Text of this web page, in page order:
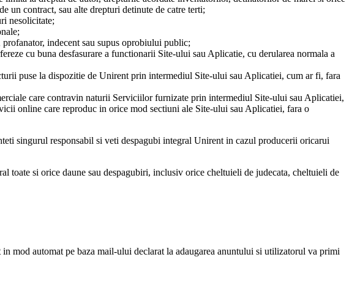
un contract, sau alte drepturi detinute de catre terti;
nesolicitate;
indecent sau supus oprobiului public;
cu buna desfasurare a functionarii Site-ului sau Aplicatie, cu derularea normala a
puse la dispozitie de Unirent prin intermediul Site-ului sau Aplicatiei, cum ar fi, fara
care contravin naturii Serviciilor furnizate prin intermediul Site-ului sau Aplicatiei,
online care reproduc in orice mod sectiuni ale Site-ului sau Aplicatiei, fara o
singurul responsabil si veti despagubi integral Unirent in cazul producerii oricarui
toate si orice daune sau despagubiri, inclusiv orice cheltuieli de judecata, cheltuieli de
mod automat pe baza mail-ului declarat la adaugarea anuntului si utilizatorul va primi